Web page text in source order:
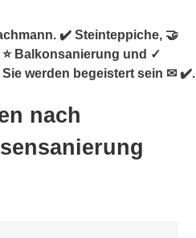
✔️ Steinteppiche, 🤝
Balkonsanierung und ✓
Sie werden begeistert sein ✉ ✔️.
nach